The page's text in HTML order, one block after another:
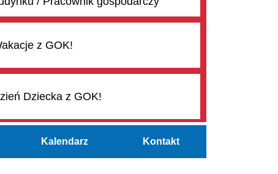
z GOK!
Dziecka z GOK!
Kalendarz Kontakt